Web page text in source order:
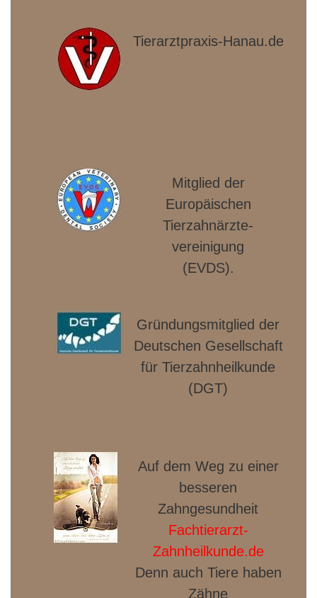
Tierarztpraxis-Hanau.de
Mitglied der
Europäischen
Tierzahnärzte­
vereinigung
(EVDS).
Gründungsmitglied der
Deut­schen Gesellschaft
für Tierzahnheilkunde
(DGT)
Auf dem Weg zu einer
besseren
Zahngesundheit
Fachtierarzt-
Zahnheilkunde.de
Denn auch Tiere haben
Zähne